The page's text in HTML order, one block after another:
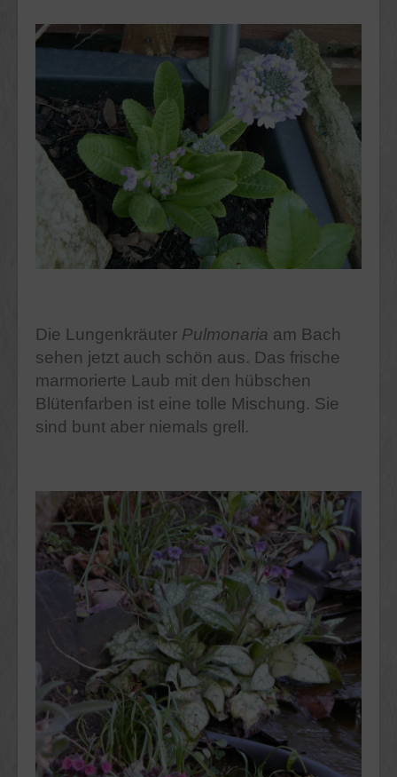
Die Lungenkräuter Pulmonaria am Bach
sehen jetzt auch schön aus. Das frische
marmorierte Laub mit den hübschen
Blütenfarben ist eine tolle Mischung. Sie
sind bunt aber niemals grell.